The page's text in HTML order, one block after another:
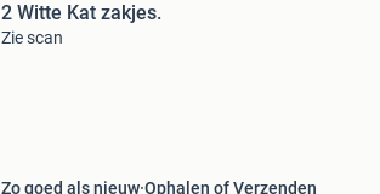
2 Witte Kat zakjes.
Zie scan
Zo goed als nieuw Ophalen of Verzenden